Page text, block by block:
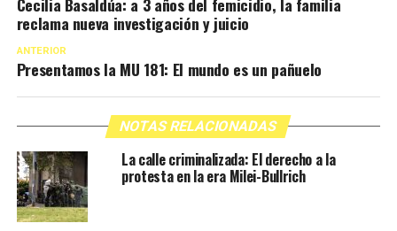
reclama nueva investigación y juicio
ANTERIOR
Presentamos la MU 181: El mundo es un pañuelo
NOTAS RELACIONADAS
La calle criminalizada: El derecho a la
protesta en la era Milei-Bullrich